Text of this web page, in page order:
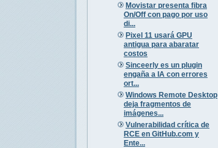
Movistar presenta fibra
On/Off con pago por uso
di...
Pixel 11 usará GPU
antigua para abaratar
costos
Sinceerly es un plugin
engaña a IA con errores
ort...
Windows Remote Desktop
deja fragmentos de
imágenes...
Vulnerabilidad crítica de
RCE en GitHub.com y
Ente...